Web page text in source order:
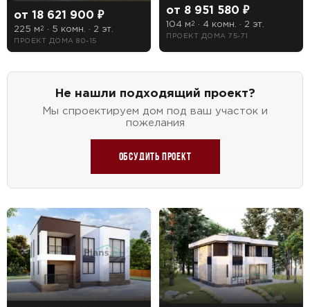
от 18 621 900 ₽
225 м 2 · 5 комн. · 2 эт.
ПРОЕКТ ДОМА 80-15
от 8 951 580 ₽
104 м 2 · 4 комн. · 2 эт.
ПРОЕКТ ДОМА 75-71
Не нашли подходящий проект?
Мы спроектируем дом под ваш участок и
пожелания
Обсудить проект